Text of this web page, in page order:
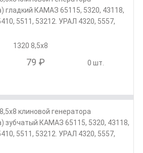
гладкий КАМАЗ 65115, 5320, 43118,
5511, 53212. УРАЛ 4320, 5557,
1320 8,5х8
79 ₽ 0 шт.
клиновой генератора
зубчатый КАМАЗ 65115, 5320, 43118,
5511, 53212. УРАЛ 4320, 5557,